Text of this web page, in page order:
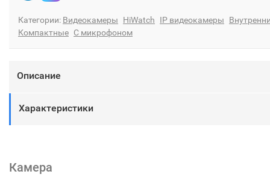
Категории: Видеокамеры HiWatch IP видеокамеры
Компактные С микрофоном
Описание
Характеристики
Камера